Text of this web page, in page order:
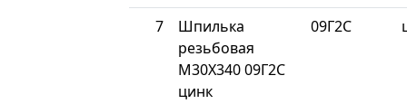
7
Шпилька
резьбовая
М30Х340 09Г2С
цинк
09Г2С